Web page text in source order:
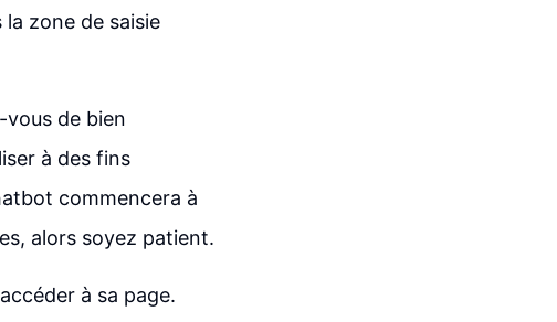
zone de saisie
vous de bien
à des fins
commencera à
alors soyez patient.
à sa page.